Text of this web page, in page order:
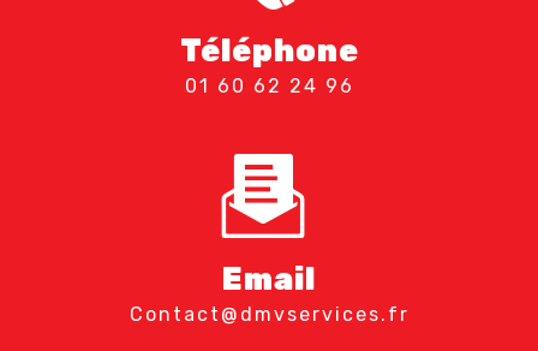
Téléphone
01 60 62 24 96
Email
contact@dmvservices.fr